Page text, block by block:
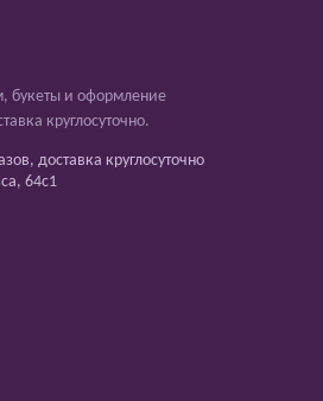
букеты и оформление
круглосуточно.
доставка круглосуточно
64с1